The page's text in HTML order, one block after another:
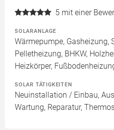
5 mit einer
SOLARANLAGE
Wärmepumpe, Gasheizung,
Pelletheizung, BHKW,
Heizkörper,
SOLAR TÄTIGKEITEN
Neuinstallation / Einbau,
Wartung, Reparatur,